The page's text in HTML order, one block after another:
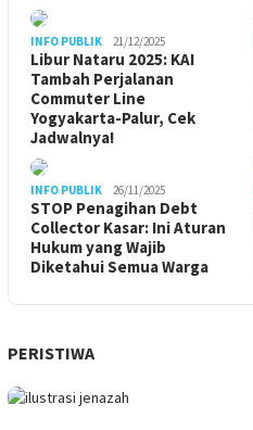
INFO PUBLIK 21/12/2025
Libur Nataru 2025: KAI
Tambah Perjalanan
Commuter Line
Yogyakarta-Palur, Cek
Jadwalnya!
INFO PUBLIK 26/11/2025
STOP Penagihan Debt
Collector Kasar: Ini Aturan
Hukum yang Wajib
Diketahui Semua Warga
PERISTIWA